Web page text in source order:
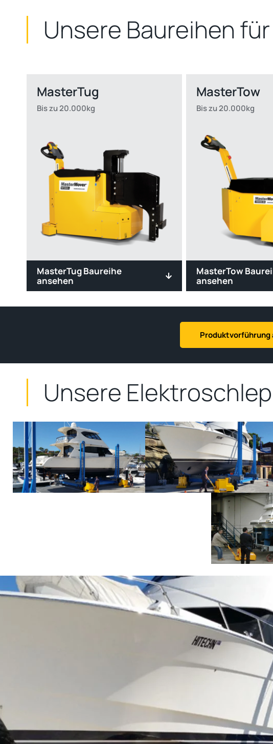
Unsere Baureihen
MasterTug
Bis zu 20.000kg
MasterTug Baureihe
ansehen
MasterTow
Bis zu 20.000kg
MasterTow
ansehen
Produktvorführung
Unsere